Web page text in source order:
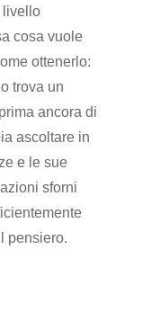
livello
cosa vuole
ottenerlo:
trova un
ancora di
ascoltare in
e le sue
sforni
pensiero.